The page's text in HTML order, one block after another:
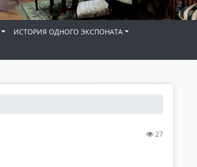
ИСТОРИЯ ОДНОГО ЭКСПОНАТА
27